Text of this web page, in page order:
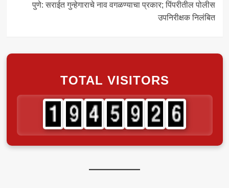
पुणे: सराईत गुन्हेगाराचे नाव वगळण्याचा प्रकार; पिंपरीतील पोलीस
उपनिरीक्षक निलंबित
TOTAL VISITORS